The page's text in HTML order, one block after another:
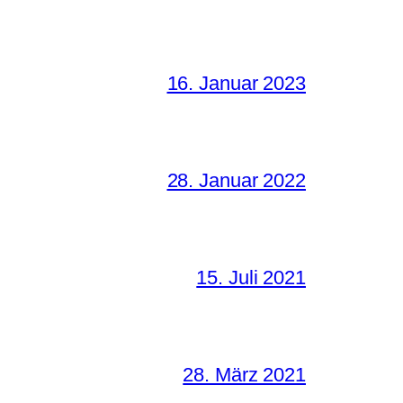
16. Januar 2023
28. Januar 2022
15. Juli 2021
28. März 2021